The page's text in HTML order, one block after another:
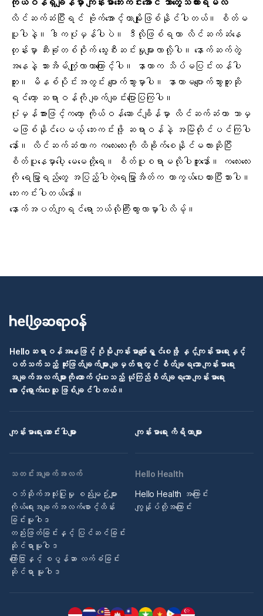
ကိုယ်ဝန်ရှိချိန်မှာ ကျန်းမာဘေးကင်းအောင် ဘာတွေသိထားရမလဲ
လိင်ဆက်ဆံ ပြီးရင် ဗိုက်အောင့်တာမျိုးဖြစ်နိုင်ပါတယ်။ စိတ်မ
ပူပါနဲ့။ ဒါကပုံမှန်ပါပဲ။ ဒီလိုဖြစ်ရတာ လိင်ဆက်ဆံနေ
တုန်းမှာ ဆီးခုံတစ်ဝိုက် သွေးစီးဆင်းမှုများလာလို့ပါ။ နောက်ဆက်တွဲ
အနေနဲ့ သားအိမ်ကျုံ့လာတာကြောင့်ပါ။ နာတာက သိပ်မပြင်းထန်ပါ
ဘူး။ မိနစ်ပိုင်းအတွင်း ပျောက်သွားမှာပါ။ နာတာမပျောက်သွားဘူးဆို
ရင်တော့ ဆရာဝန်ကို ချက်ချင်းပြောပြကြပါ။
ပုံမှန်အားဖြင့်ကတော့ ကိုယ်ဝန်ဆောင်ချိန်မှာ လိင်ဆက်ဆံတာ ဘာမှ
မဖြစ်နိုင်ပေမယ့် ဘေးကင်းဖို့ ဆရာဝန်နဲ့ အမြဲတိုင်ပင်ကြပါ
နော်။ လိင်ဆက်ဆံတာက ကလေးလေးကို ထိခိုက်စေနိုင်မလားဆိုပြီး
စိတ်ပူနေမှာပေါ့ မေမေတို့ရေ။ စိတ်ပူစရာမလိုပါဘူးနော်။ ကလေးလေး
ကို ရေမြွာရည်တွေ အပြည့်ပါတဲ့ရေမြွာအိတ်က ကာကွယ်ပေးထားပြီးသားပါ။
ဘေးကင်းပါတယ်နော်။
နောက်အပတ်ကျရင်ရောဘယ်လိုကြီးထွားလာမှာပါလိမ့်။
Helloဆရာဝန်အနေဖြင့် ပိုမို ကျန်းမာပျော်ရွှင်စေဖို့ နှင့်ကျန်းမာရေးနှင့်
ပတ်သက်သည့် ဆုံးဖြတ်ချက်များ ချမှတ်ရာတွင် စိတ်ချရသော ကျန်းမာရေး
အချက်အလက်များကို ထောက်ပံ့ပေးသည့် ယုံကြည်စိတ်ချရသော ကျန်းမာရေး
စောင့်ရှောက်ပေးသူ ဖြစ်ချင်ပါတယ်။
ကျန်းမာရေး ဆောင်းပါးများ ကျန်းမာရေး ကိရိယာများ
သတင်းအချက်အလက်
ဝဘ်ဆိုက်အသုံးပြုမှု စည်းမျဉ်းများ
ကိုယ်ရေးအချက်အလက်စောင့်ထိန်း
ခြင်းမူဝါဒ
တည်းဖြတ်ခြင်းနှင့် ပြင်ဆင်ခြင်း
ဆိုင်ရာမူဝါဒ
ကြော်ငြာနှင့် စပွန်ဆာ လက်ခံခြင်း
ဆိုင်ရာ မူဝါဒ
Hello Health
Hello Health အကြောင်း
ကျွန်ုပ်တို့အကြောင်း